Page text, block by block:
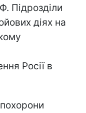
Підрозділи
діях на
Росії в